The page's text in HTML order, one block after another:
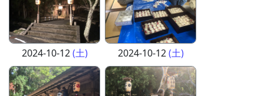
2024-10-12(土) 2024-10-12(土)